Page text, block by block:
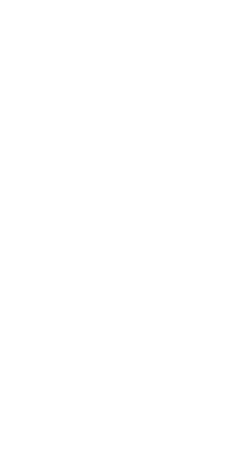
als gewohnt, deshalb jedoch nicht
den Weg nach „Carlsons Corner“,
Wasser sprang. Mit so einem
einen Drift machen, die anderen
Muränen, Teppich-
gedeckt. Nach einem leckeren
Wasser ab. Jedoch verging nicht
machten wir und auf den Weg
eine kleine Schildkröte unseren
sahen wir erneut einen Schatten
hinter ihm. Wir bewunderten seine
der Einzige seiner Art der uns heute
Zuerst den Vater und später
waren alle drei wunderschön, als sie in